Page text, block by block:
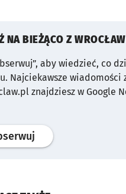
NA BIEŻĄCO Z
aby wiedzieć, co
Najciekawsze wiadomości
znajdziesz w Google
profil